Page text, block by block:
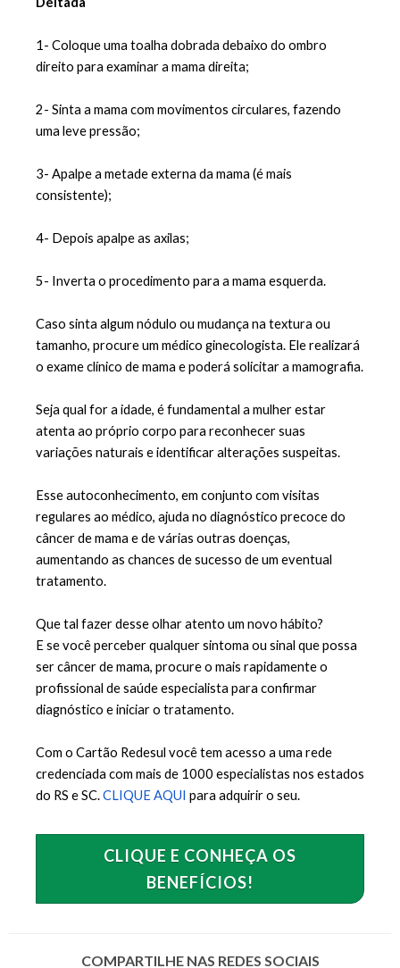
1- Coloque uma toalha dobrada debaixo do ombro
direito para examinar a mama direita;
2- Sinta a mama com movimentos circulares, fazendo
uma leve pressão;
3- Apalpe a metade externa da mama (é mais
consistente);
4- Depois apalpe as axilas;
5- Inverta o procedimento para a mama esquerda.
Caso sinta algum nódulo ou mudança na textura ou
tamanho, procure um médico ginecologista. Ele realizará
o exame clínico de mama e poderá solicitar a mamografia.
Seja qual for a idade, é fundamental a mulher estar
atenta ao próprio corpo para reconhecer suas
variações naturais e identificar alterações suspeitas.
Esse autoconhecimento, em conjunto com visitas
regulares ao médico, ajuda no diagnóstico precoce do
câncer de mama e de várias outras doenças,
aumentando as chances de sucesso de um eventual
tratamento.
Que tal fazer desse olhar atento um novo hábito?
E se você perceber qualquer sintoma ou sinal que possa
ser câncer de mama, procure o mais rapidamente o
profissional de saúde especialista para confirmar
diagnóstico e iniciar o tratamento.
Com o Cartão Redesul você tem acesso a uma rede
credenciada com mais de 1000 especialistas nos estados
do RS e SC.CLIQUE AQUI para adquirir o seu.
CLIQUE E CONHEÇA OS
BENEFÍCIOS!
COMPARTILHE NAS REDES SOCIAIS